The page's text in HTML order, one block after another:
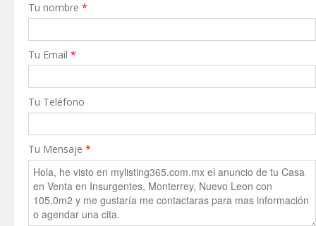
Tu nombre *
Tu Email *
Tu Teléfono
Tu Mensaje *